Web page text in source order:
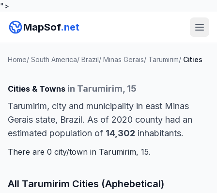
">
MapSof.net
Home/ South America/ Brazil/ Minas Gerais/ Tarumirim/ Cities
Cities & Towns in Tarumirim, 15
Tarumirim, city and municipality in east Minas
Gerais state, Brazil. As of 2020 county had an
estimated population of 14,302 inhabitants.
There are 0 city/town in Tarumirim, 15.
All Tarumirim Cities (Aphebetical)